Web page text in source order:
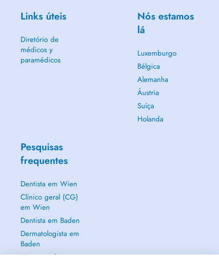
Links úteis
Diretório de
médicos y
paramédicos
Nós estamos
lá
Luxemburgo
Bélgica
Alemanha
Áustria
Suíça
Holanda
Pesquisas
frequentes
Dentista em Wien
Clínico geral (CG)
em Wien
Dentista em Baden
Dermatologista em
Baden